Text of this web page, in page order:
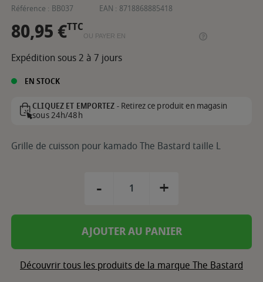
Référence : BB037 EAN : 8718868885418
80,95 €TTC
OU PAYER EN
Expédition sous 2 à 7 jours
EN STOCK
CLIQUEZ ET EMPORTEZ -Retirez ce produit en magasin
sous 24h/48h
Grille de cuisson pour kamado The Bastard taille L
- +
AJOUTER AU PANIER
Découvrir tous les produits de la marque The Bastard